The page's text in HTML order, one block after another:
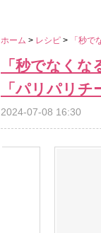
ホーム > レシピ > 「秒
「秒でなく
「パリパリチ
2024-07-08 16:30